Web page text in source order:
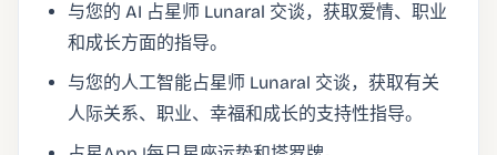
与您的 AI 占星师 Lunaral 交谈，获取爱情、职业
和成长方面的指导。
与您的人工智能占星师 Lunaral 交谈，获取有关
人际关系、职业、幸福和成长的支持性指导。